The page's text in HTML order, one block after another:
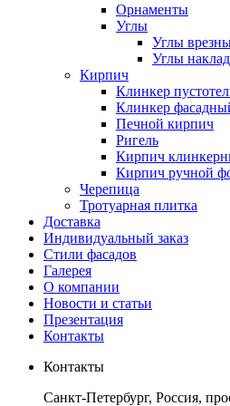
Орнаменты
Углы
Углы
Углы
Кирпич
Клинкер
Клинкер
Печной кирпич
Ригель
Кирпич
Кирпич ручной
Черепица
Тротуарная плитка
Доставка
Индивидуальный заказ
Стили фасадов
Галерея
О компании
Новости и статьи
Презентация
Контакты
Контакты
Санкт-Петербург, Россия,